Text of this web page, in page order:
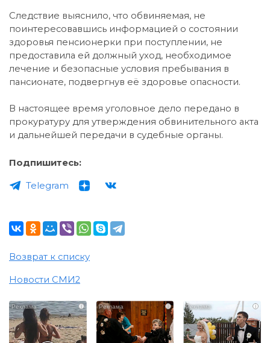
Следствие выяснило, что обвиняемая, не
поинтересовавшись информацией о состоянии
здоровья пенсионерки при поступлении, не
предоставила ей должный уход, необходимое
лечение и безопасные условия пребывания в
пансионате, подвергнув её здоровье опасности.
В настоящее время уголовное дело передано в
прокуратуру для утверждения обвинительного акта
и дальнейшей передачи в судебные органы.
Подпишитесь:
Telegram
Возврат к списку
Новости СМИ2
i i i